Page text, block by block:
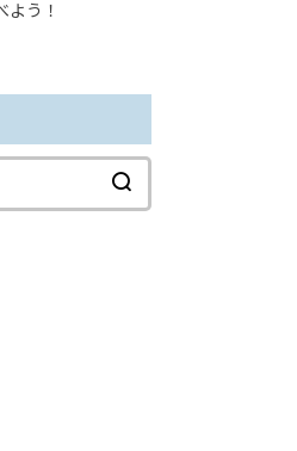
よう！